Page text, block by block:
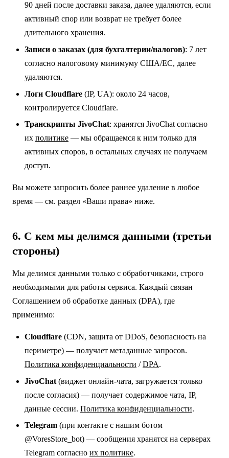
90 дней после доставки заказа, далее удаляются, если
активный спор или возврат не требует более
длительного хранения.
Записи о заказах (для бухгалтерии/налогов): 7 лет
согласно налоговому минимуму США/ЕС, далее
удаляются.
Логи Cloudflare (IP, UA): около 24 часов,
контролируется Cloudflare.
Транскрипты JivoChat: хранятся JivoChat согласно
их политике — мы обращаемся к ним только для
активных споров, в остальных случаях не получаем
доступ.
Вы можете запросить более раннее удаление в любое
время — см. раздел «Ваши права» ниже.
6. С кем мы делимся данными (третьи
стороны)
Мы делимся данными только с обработчиками, строго
необходимыми для работы сервиса. Каждый связан
Соглашением об обработке данных (DPA), где
применимо:
Cloudflare (CDN, защита от DDoS, безопасность на
периметре) — получает метаданные запросов.
Политика конфиденциальности /DPA.
JivoChat (виджет онлайн-чата, загружается только
после согласия) — получает содержимое чата, IP,
данные сессии. Политика конфиденциальности.
Telegram (при контакте с нашим ботом
@VoresStore_bot) — сообщения хранятся на серверах
Telegram согласно их политике.